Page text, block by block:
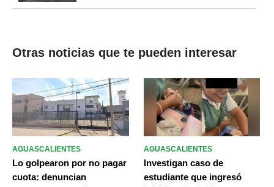
Otras noticias que te pueden interesar
AGUASCALIENTES
Lo golpearon por no pagar
cuota: denuncian
AGUASCALIENTES
Investigan caso de
estudiante que ingresó